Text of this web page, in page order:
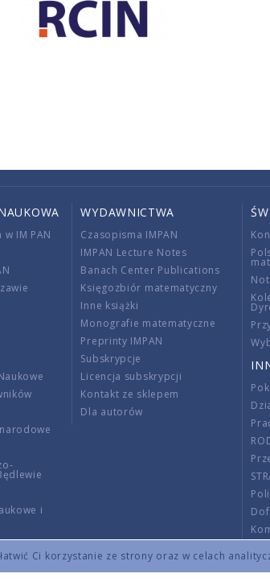
Ci korzystanie ze strony oraz w celach
IM PAN
i
WYDAWNICTWA
Czasopisma IMPAN
IMPAN Lecture Notes
Banach Center Publications
Księgozbiór matematyczny
Inne książki
Monografie matematyczne
Preprinty IMPAN
Subskrypcje
Licencja subskrypcji
Kontakt ze sklepem
Dla autorów